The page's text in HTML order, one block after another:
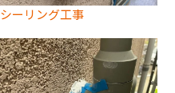
シーリング工事